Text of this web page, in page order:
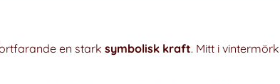
en stark symbolisk kraft. Mitt i